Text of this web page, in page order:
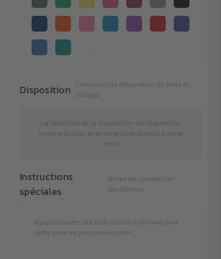
Disposition Choisissez la disposition du texte et
du logo
La sélection de la disposition est disponible
lorsque le logo et le texte sont ajoutés à cette
zone.
Instructions
spéciales
Notes de conception
facultatives